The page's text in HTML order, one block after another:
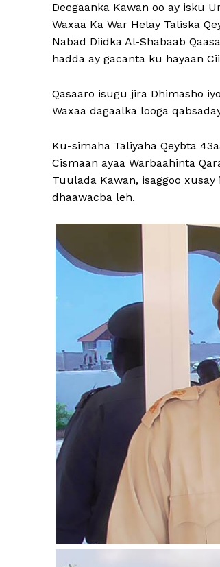
Deegaanka Kawan oo ay isku
Waxaa Ka War Helay Taliska
Nabad Diidka Al-Shabaab
hadda ay gacanta ku hayaan
Qasaaro isugu jira Dhimasho
Waxaa dagaalka looga
Ku-simaha Taliyaha Qeybta
Cismaan ayaa Warbaahinta
Tuulada Kawan, isaggoo
dhaawacba leh.